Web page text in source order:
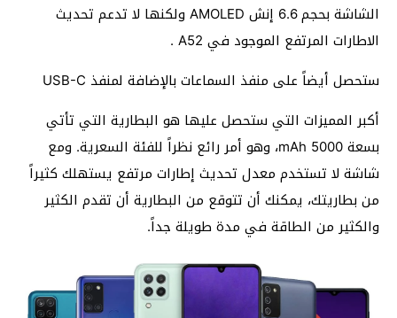
الشاشة بحجم 6.6 إنش AMOLED ولكنها لا تدعم تحديث
الاطارات المرتفع الموجود في A52 .
ستحصل أيضاً على منفذ السماعات بالإضافة لمنفذ USB-C
أكبر المميزات التي ستحصل عليها هو البطارية التي تأتي
بسعة 5000 mAh، وهو أمر رائع نظراً للفئة السعرية. ومع
شاشة لا تستخدم معدل تحديث إطارات مرتفع يستهلك كثيراً
من بطاريتك، يمكنك أن تتوقع من البطارية أن تقدم الكثير
والكثير من الطاقة في مدة طويلة جداً.